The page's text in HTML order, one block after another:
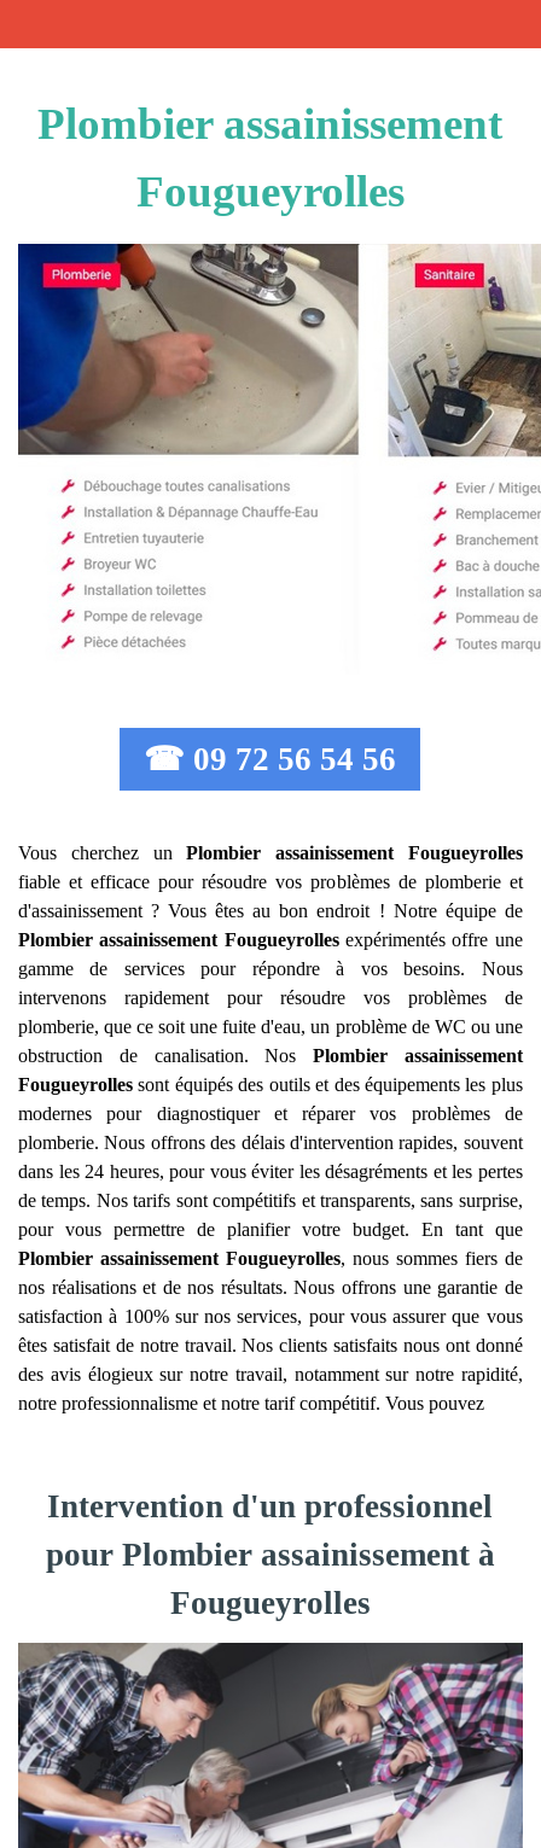
Plombier assainissement
Fougueyrolles
☎ 09 72 56 54 56
Vous cherchez unPlombier assainissement
Fougueyrolles
fiable et efficace pour résoudre vos problèmes de plomberie et
d'assainissement ? Vous êtes au bon endroit ! Notre équipe de
Plombier assainissement Fougueyrollesexpérimentés offre une
gamme de services pour répondre à vos besoins. Nous
intervenons rapidement pour résoudre vos problèmes de
plomberie, que ce soit une fuite d'eau, un problème de WC ou une
obstruction de canalisation. Nos Plombier assainissement
Fougueyrolles sont équipés des outils et des équipements les plus
modernes pour diagnostiquer et réparer vos problèmes de
plomberie. Nous offrons des délais d'intervention rapides, souvent
dans les 24 heures, pour vous éviter les désagréments et les pertes
de temps. Nos tarifs sont compétitifs et transparents, sans surprise,
pour vous permettre de planifier votre budget. En tant que
Plombier assainissement Fougueyrolles, nous sommes fiers de
nos réalisations et de nos résultats. Nous offrons une garantie de
satisfaction à 100% sur nos services, pour vous assurer que vous
êtes satisfait de notre travail. Nos clients satisfaits nous ont donné
des avis élogieux sur notre travail, notamment sur notre rapidité,
notre professionnalisme et notre tarif compétitif. Vous pouvez
Intervention d'un professionnel
pour Plombier assainissement à
Fougueyrolles